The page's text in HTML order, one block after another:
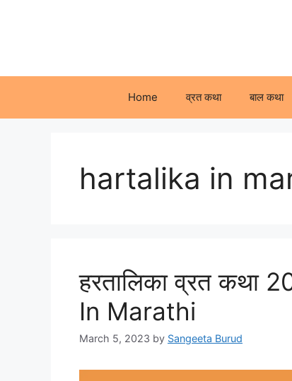
Home व्रत कथा बाल कथा
hartalika in
हरतालिका व्रत
In Marathi
March 5, 2023 by Sangeeta Burud